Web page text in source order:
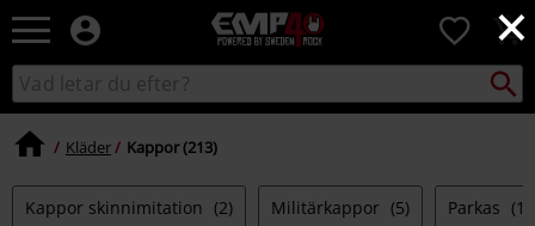
×
EMP
-
Musik,
TV
-
Alternativt
0
Sök
i
Sök
Kläder Kappor (213)
Kappor skinnimitation (2) Militärkappor (5) Parkas